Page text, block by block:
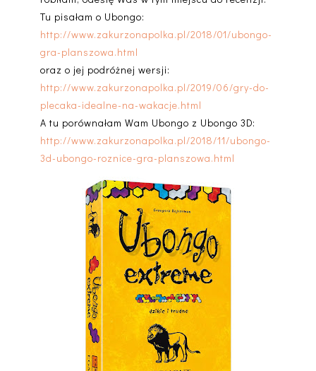
Tu pisałam o Ubongo:
http://www.zakurzonapolka.pl/2018/01/ubongo-
gra-planszowa.html
oraz o jej podróżnej wersji:
http://www.zakurzonapolka.pl/2019/06/gry-do-
plecaka-idealne-na-wakacje.html
A tu porównałam Wam Ubongo z Ubongo 3D:
http://www.zakurzonapolka.pl/2018/11/ubongo-
3d-ubongo-roznice-gra-planszowa.html